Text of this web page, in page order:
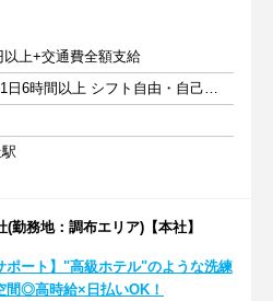
以上+交通費全額支給
週2日以上 1日6時間以上 シフト自由・自己申告
勤務地：調布エリア)【本社】
ポート】"高級ホテル"のような洗練
間◎高時給×日払いOK！